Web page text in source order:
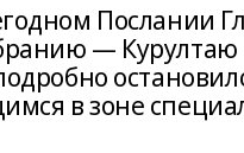
Послании
— Курултаю
в зоне